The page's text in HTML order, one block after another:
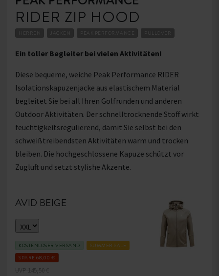
RIDER ZIP HOOD
PEAK PERFORMANCE
Ein toller Begleiter bei vielen Aktivitäten!
Diese bequeme, weiche Peak Performance RIDER
Isolationskapuzenjacke aus elastischem Material
begleitet Sie bei all Ihren Golfrunden und anderen
Outdoor Aktivitäten. Der schnelltrocknende Stoff wirkt
feuchtigkeitsregulierend, damit Sie selbst bei den
schweißtreibendsten Aktivitäten warm und trocken
bleiben. Die hochgeschlossene Kapuze schützt vor
Zugluft und setzt stylishe Akzente.
AVID BEIGE
KOSTENLOSER VERSAND
SUMMER SALE
SPARE 68,00 €